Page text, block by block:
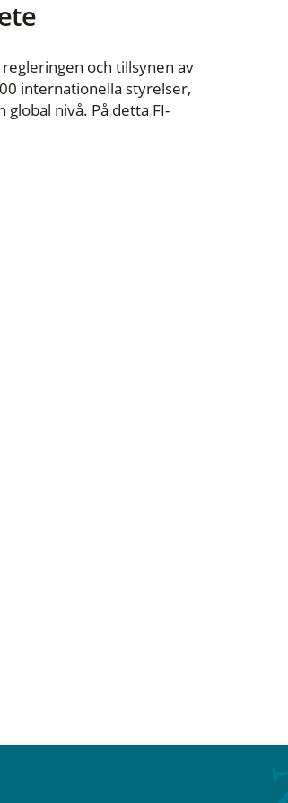
och tillsynen av
internationella styrelser,
nivå. På detta FI-